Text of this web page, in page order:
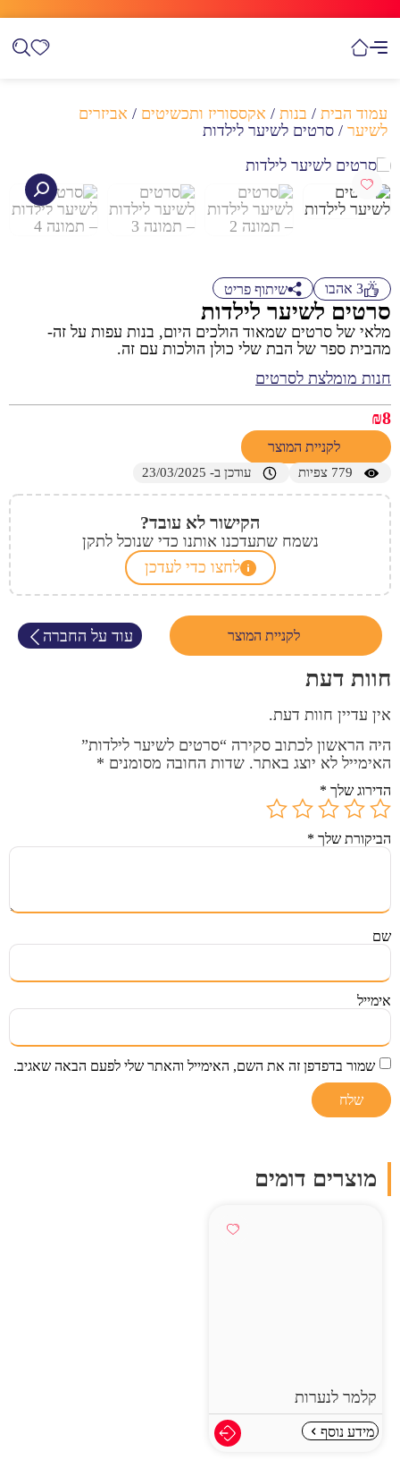
עמוד הבית / בנות / אקססוריז ותכשיטים / אביזרים
לשיער / סרטים לשיער לילדות
3 אהבו שיתוף פריט
סרטים לשיער לילדות
מלאי של סרטים שמאוד הולכים היום, בנות עפות על זה-
מהבית ספר של הבת שלי כולן הולכות עם זה.
חנות מומלצת לסרטים
₪8
לקניית המוצר
779 צפיות עודכן ב- 23/03/2025
הקישור לא עובד?
נשמח שתעדכנו אותנו כדי שנוכל לתקן
לחצו כדי לעדכן
לקניית המוצר עוד על החברה
חוות דעת
אין עדיין חוות דעת.
היה הראשון לכתוב סקירה “סרטים לשיער לילדות”
האימייל לא יוצג באתר. שדות החובה מסומנים *
הדירוג שלך *
הביקורת שלך *
שם
אימייל
שמור בדפדפן זה את השם, האימייל והאתר שלי לפעם הבאה שאגיב.
מוצרים דומים
קלמר לנערות
מידע נוסף